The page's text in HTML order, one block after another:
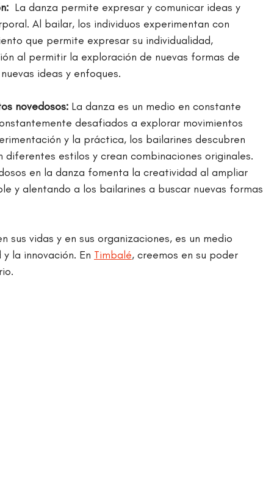
  La danza permite expresar y comunicar ideas y
Al bailar, los individuos experimentan con
que permite expresar su individualidad,
al permitir la exploración de nuevas formas de
ideas y enfoques.
novedosos: La danza es un medio en constante
desafiados a explorar movimientos
y la práctica, los bailarines descubren
diferentes estilos y crean combinaciones originales.
en la danza fomenta la creatividad al ampliar
y alentando a los bailarines a buscar nuevas formas
sus vidas y en sus organizaciones, es un medio
la innovación. En Timbalé, creemos en su poder